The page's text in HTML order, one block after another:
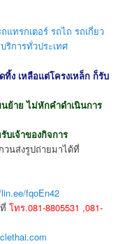
ทรกเตอร์ รถไถ รถเกี่ยว
บริการทั่วประเทศ
ง เหลือแต่โครงเหล็ก ก็รับ
ย้าย ไม่หักคำดำเนินการ
บเจ้าของกิจการ
วนส่งรูปถ่ายมาได้ที่
fqoEn42
ที่โทร.081-8805531 ,081-